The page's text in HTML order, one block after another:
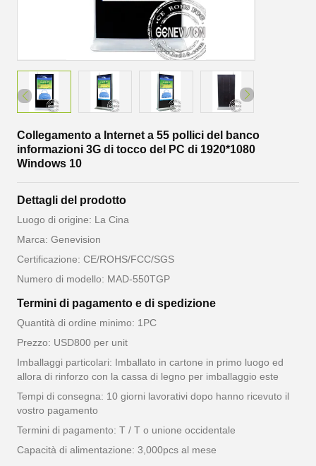
Collegamento a Internet a 55 pollici del banco
informazioni 3G di tocco del PC di 1920*1080
Windows 10
Dettagli del prodotto
Luogo di origine: La Cina
Marca: Genevision
Certificazione: CE/ROHS/FCC/SGS
Numero di modello: MAD-550TGP
Termini di pagamento e di spedizione
Quantità di ordine minimo: 1PC
Prezzo: USD800 per unit
Imballaggi particolari: Imballato in cartone in primo luogo ed
allora di rinforzo con la cassa di legno per imballaggio este
Tempi di consegna: 10 giorni lavorativi dopo hanno ricevuto il
vostro pagamento
Termini di pagamento: T / T o unione occidentale
Capacità di alimentazione: 3,000pcs al mese